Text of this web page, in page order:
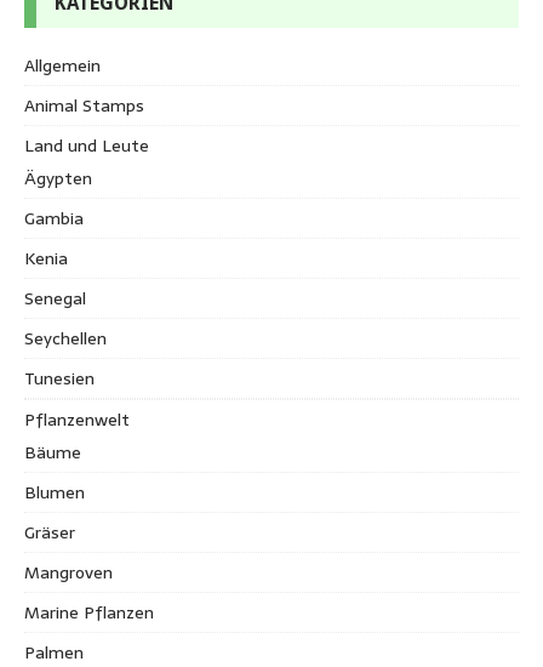
Allgemein
Animal Stamps
Land und Leute
Ägypten
Gambia
Kenia
Senegal
Seychellen
Tunesien
Pflanzenwelt
Bäume
Blumen
Gräser
Mangroven
Marine Pflanzen
Palmen